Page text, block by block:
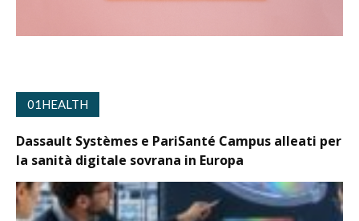
01HEALTH
Dassault Systèmes e PariSanté Campus alleati per
la sanità digitale sovrana in Europa